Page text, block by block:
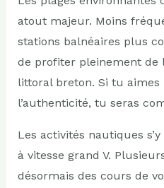
atout majeur. Moins
stations balnéaires plus
de profiter pleinement de
littoral breton. Si tu aimes
l’authenticité, tu seras
Les activités nautiques
à vitesse grand V.
désormais des cours de